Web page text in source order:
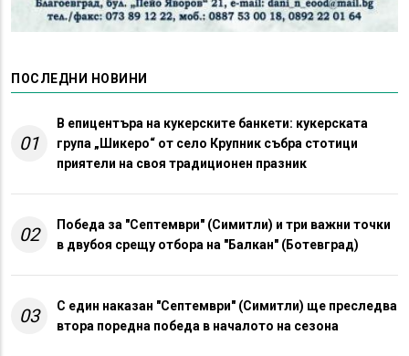
ПОСЛЕДНИ НОВИНИ
01
В епицентъра на кукерските банкети: кукерската
група „Шикеро“ от село Крупник събра стотици
приятели на своя традиционен празник
02
Победа за "Септември" (Симитли) и три важни точки
в двубоя срещу отбора на "Балкан" (Ботевград)
03
С един наказан "Септември" (Симитли) ще преследва
втора поредна победа в началото на сезона